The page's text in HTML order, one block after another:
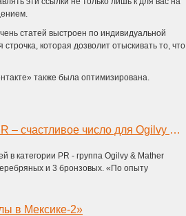
статей выстроен по индивидуальной
которая дозволит отыскивать то, что
также была оптимизирована.
13 «Каннских львов» в категории PR – счастливое число для Ogilvy & Mather
в категории PR - группа Ogilvy & Mather
и 3 бронзовых. «По опыту
в Мексике-2»